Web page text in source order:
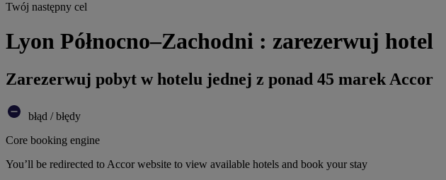
Twój następny cel
Lyon Północno–Zachodni : zarezerwuj hotel
Zarezerwuj pobyt w hotelu jednej z ponad 45 marek Accor
błąd / błędy
Core booking engine
You’ll be redirected to Accor website to view available hotels and book your stay